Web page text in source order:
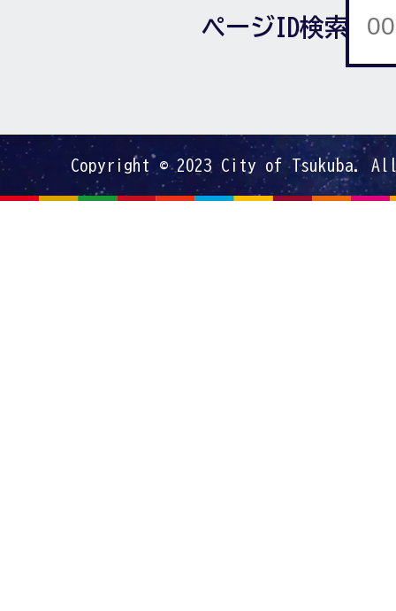
ページID検索
Copyright © 2023 City of Tsukuba.